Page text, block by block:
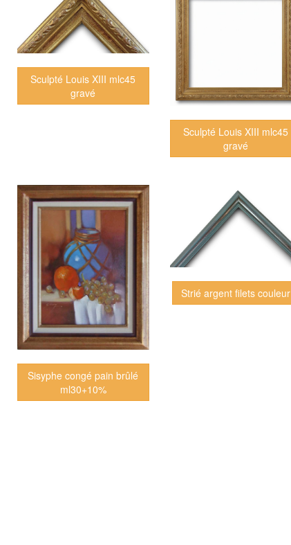
Sculpté Louis XIII mlc45
gravé
Sculpté Louis XIII mlc45
gravé
Sisyphe congé pain brûlé
ml30+10%
Strié argent filets couleur